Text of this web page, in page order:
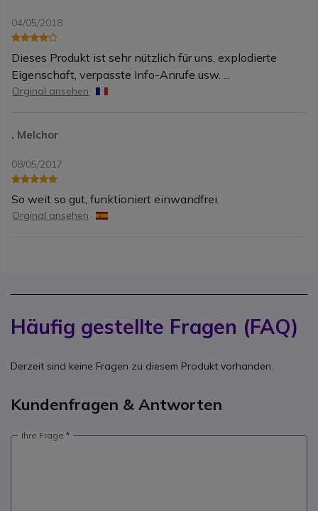
04/05/2018
Dieses Produkt ist sehr nützlich für uns, explodierte
Eigenschaft, verpasste Info-Anrufe usw. ...
Orginal ansehen
. Melchor
08/05/2017
So weit so gut, funktioniert einwandfrei.
Orginal ansehen
Häufig gestellte Fragen (FAQ)
Derzeit sind keine Fragen zu diesem Produkt vorhanden.
Kundenfragen & Antworten
Ihre Frage